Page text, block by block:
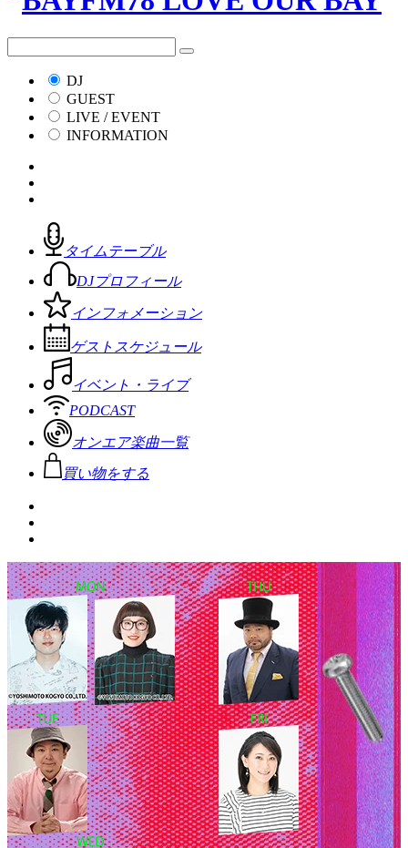
DJ
GUEST
LIVE / EVENT
INFORMATION
タイムテーブル
DJプロフィール
インフォメーション
ゲストスケジュール
イベント・ライブ
PODCAST
オンエア楽曲一覧
買い物をする